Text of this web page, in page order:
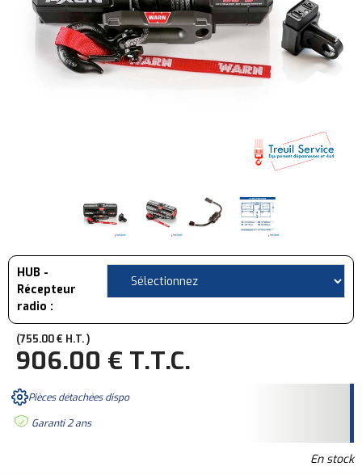
HUB -
Récepteur
radio :
755.00€ H.T.
906.00 € T.T.C.
Pièces détachées dispo
Garanti 2 ans
En stock